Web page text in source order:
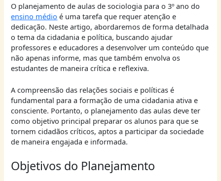
O planejamento de aulas de sociologia para o 3º ano do
ensino médio é uma tarefa que requer atenção e
dedicação. Neste artigo, abordaremos de forma detalhada
o tema da cidadania e política, buscando ajudar
professores e educadores a desenvolver um conteúdo que
não apenas informe, mas que também envolva os
estudantes de maneira crítica e reflexiva.
A compreensão das relações sociais e políticas é
fundamental para a formação de uma cidadania ativa e
consciente. Portanto, o planejamento das aulas deve ter
como objetivo principal preparar os alunos para que se
tornem cidadãos críticos, aptos a participar da sociedade
de maneira engajada e informada.
Objetivos do Planejamento